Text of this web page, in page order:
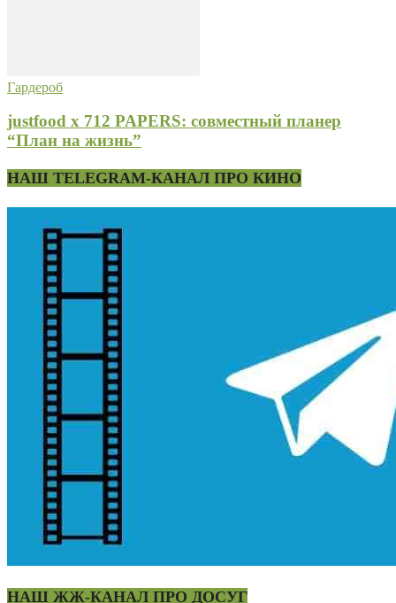
Гардероб
justfood x 712 PAPERS: совместный планер
“План на жизнь”
НАШ TELEGRAM-КАНАЛ ПРО КИНО
НАШ ЖЖ-КАНАЛ ПРО ДОСУГ